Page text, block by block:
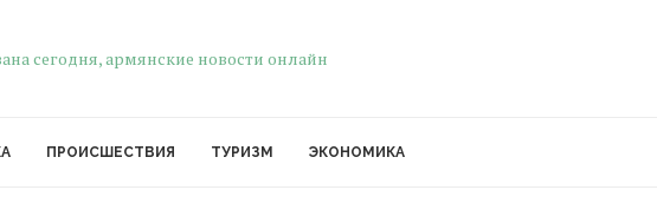
ПРОИСШЕСТВИЯ ТУРИЗМ ЭКОНОМИКА